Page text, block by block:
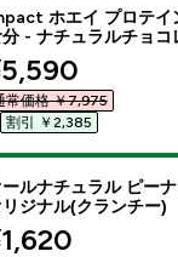
択 - Impact ホエ
ホエイ プロテイ
- ナチュラルチョコ
常価格 ￥7,975‎
割引 ￥2,385‎
択 - オールナチュ
ルナチュラル ピー
ジナル(クランチー)